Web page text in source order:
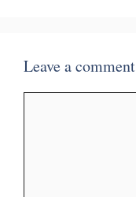
Leave a comment